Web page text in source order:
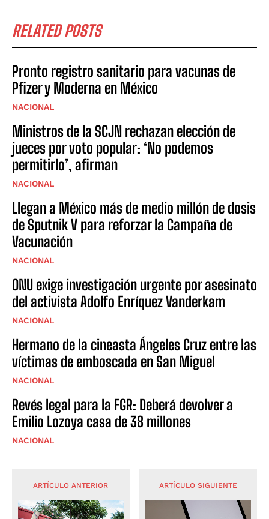
RELATED POSTS
Pronto registro sanitario para vacunas de
Pfizer y Moderna en México
NACIONAL
Ministros de la SCJN rechazan elección de
jueces por voto popular: ‘No podemos
permitirlo’, afirman
NACIONAL
Llegan a México más de medio millón de dosis
de Sputnik V para reforzar la Campaña de
Vacunación
NACIONAL
ONU exige investigación urgente por asesinato
del activista Adolfo Enríquez Vanderkam
NACIONAL
Hermano de la cineasta Ángeles Cruz entre las
víctimas de emboscada en San Miguel
NACIONAL
Revés legal para la FGR: Deberá devolver a
Emilio Lozoya casa de 38 millones
NACIONAL
ARTÍCULO ANTERIOR ARTÍCULO SIGUIENTE